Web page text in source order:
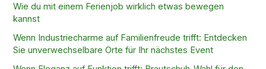
Wie du mit einem Ferienjob wirklich etwas bewegen
kannst
Wenn Industriecharme auf Familienfreude trifft: Entdecken
Sie unverwechselbare Orte für Ihr nächstes Event